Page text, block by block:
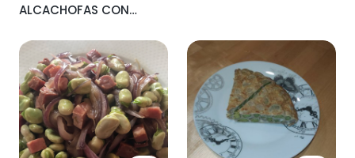
ALCACHOFAS CON